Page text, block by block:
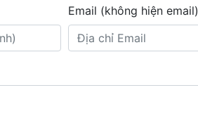
Email (không hiện email)